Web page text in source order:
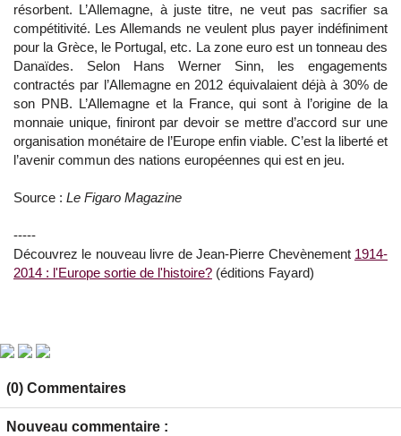
résorbent. L’Allemagne, à juste titre, ne veut pas sacrifier sa
compétitivité. Les Allemands ne veulent plus payer indéfiniment
pour la Grèce, le Portugal, etc. La zone euro est un tonneau des
Danaïdes. Selon Hans Werner Sinn, les engagements
contractés par l’Allemagne en 2012 équivalaient déjà à 30% de
son PNB. L’Allemagne et la France, qui sont à l’origine de la
monnaie unique, finiront par devoir se mettre d’accord sur une
organisation monétaire de l’Europe enfin viable. C’est la liberté et
l’avenir commun des nations européennes qui est en jeu.
Source : Le Figaro Magazine
-----
Découvrez le nouveau livre de Jean-Pierre Chevènement 1914-
2014 : l'Europe sortie de l'histoire? (éditions Fayard)
(0) Commentaires
Nouveau commentaire :